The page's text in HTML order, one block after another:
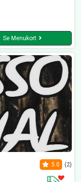
Se Menukort
5.0 (2)